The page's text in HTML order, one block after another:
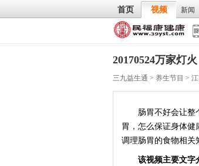
首页 视频 新闻
20170524万家灯
三九益生通 > 养生节目 >
肠胃不好会让整个
胃，怎么保证身体健
调理肠胃的食物相关
该视频主要文字